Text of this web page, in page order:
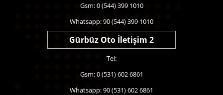
Gsm: 0 (544) 399 1010
Whatsapp: 90 (544) 399 1010
Gürbüz Oto İletişim 2
Tel:
Gsm: 0 (531) 602 6861
Whatsapp: 90 (531) 602 6861